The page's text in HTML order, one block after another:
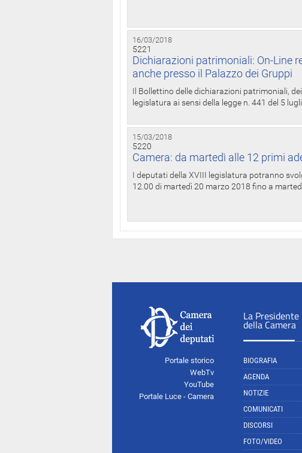
16/03/2018
5221
Dichiarazioni patrimoniali: On-Line
anche presso il Palazzo dei Gruppi
Il Bollettino delle dichiarazioni patrimoniali,
legislatura ai sensi della legge n. 441 del 5
15/03/2018
5220
Camera: da martedì alle 12 primi
I deputati della XVIII legislatura potranno
12.00 di martedì 20 marzo 2018 fino a
Portale storico
WebTv
YouTube
Portale Luce - Camera
La Presidente
della Camera
BIOGRAFIA
AGENDA
NOTIZIE
COMUNICATI
DISCORSI
FOTO/VIDEO